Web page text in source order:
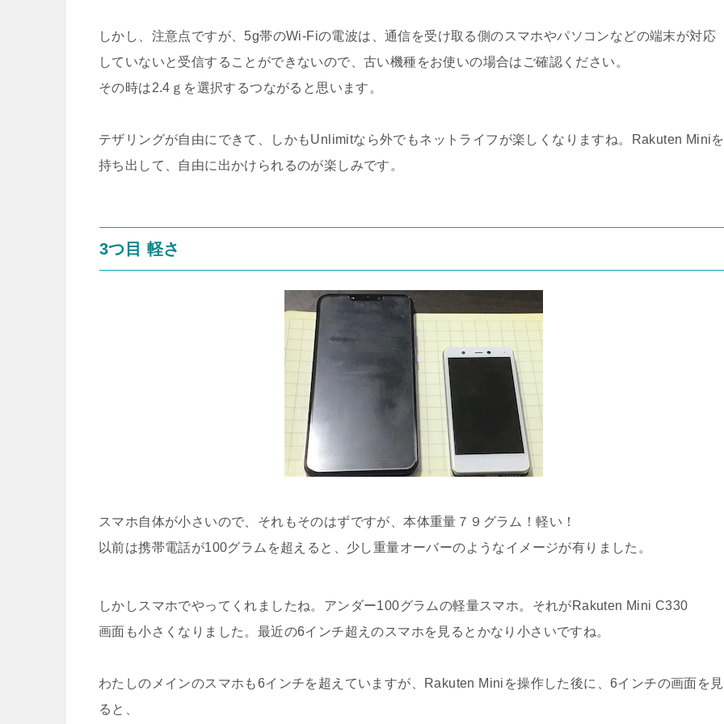
しかし、注意点ですが、5g帯のWi-Fiの電波は、通信を受け取る側のスマホやパソコンなどの端末が対応
していないと受信することができないので、古い機種をお使いの場合はご確認ください。
その時は2.4ｇを選択するつながると思います。
テザリングが自由にできて、しかもUnlimitなら外でもネットライフが楽しくなりますね。Rakuten Miniを
持ち出して、自由に出かけられるのが楽しみです。
3つ目 軽さ
スマホ自体が小さいので、それもそのはずですが、本体重量７９グラム！軽い！
以前は携帯電話が100グラムを超えると、少し重量オーバーのようなイメージが有りました。
しかしスマホでやってくれましたね。アンダー100グラムの軽量スマホ。それがRakuten Mini C330
画面も小さくなりました。最近の6インチ超えのスマホを見るとかなり小さいですね。
わたしのメインのスマホも6インチを超えていますが、Rakuten Miniを操作した後に、6インチの画面を見
ると、